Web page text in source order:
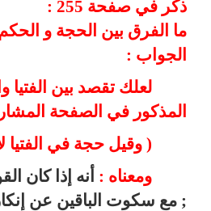
ذكر في صفحة 255 :
ما الفرق بين الحجة و
الجواب :
لعلك تقصد بين الفتيا
المذكور في الصفحة
( وقيل حجة في الفتيا
ومعناه : أنه إذا كان
; مع سكوت الباقين عن